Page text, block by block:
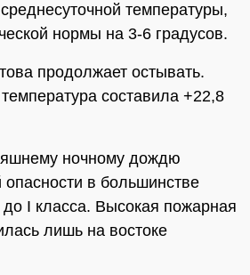
температуры,
нормы на 3-6 градусов.
продолжает остывать.
составила +22,8
ночному дождю
в большинстве
I класса. Высокая пожарная
лишь на востоке